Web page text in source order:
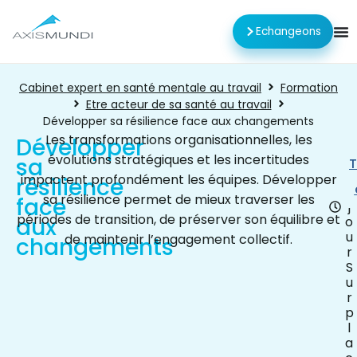
Echangeons
Cabinet expert en santé mentale au travail
Formation
Etre acteur de sa santé au travail
Développer sa résilience face aux changements
Développer
sa
résilience
face
aux
changements
Les transformations organisationnelles, les
évolutions stratégiques et les incertitudes
impactent profondément les équipes. Développer
sa résilience permet de mieux traverser les
périodes de transition, de préserver son équilibre et
de maintenir l’engagement collectif.
0
j
o
u
r
S
u
r
p
l
a